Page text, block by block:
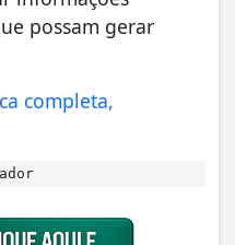
possam gerar
completa,